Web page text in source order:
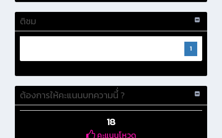
ติชม
1
ต้องการให้คะแนนบทความนี้่ ?
18
คะแนนโหวด